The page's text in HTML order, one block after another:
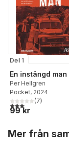
Del 1
En instängd man
Per Hellgren
Pocket, 2024
3,1utav 5 stjärnor.
(7)
99 kr
Mer från